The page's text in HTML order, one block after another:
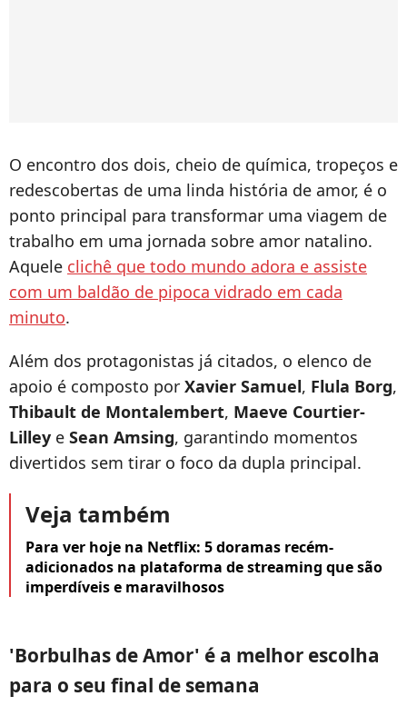
O encontro dos dois, cheio de química, tropeços e
redescobertas de uma linda história de amor, é o
ponto principal para transformar uma viagem de
trabalho em uma jornada sobre amor natalino.
Aquele clichê que todo mundo adora e assiste
com um baldão de pipoca vidrado em cada
minuto.
Além dos protagonistas já citados, o elenco de
apoio é composto por Xavier Samuel, Flula Borg,
Thibault de Montalembert, Maeve Courtier-
Lilley e Sean Amsing, garantindo momentos
divertidos sem tirar o foco da dupla principal.
Veja também
Para ver hoje na Netflix: 5 doramas recém-
adicionados na plataforma de streaming que são
imperdíveis e maravilhosos
'Borbulhas de Amor' é a melhor escolha
para o seu final de semana